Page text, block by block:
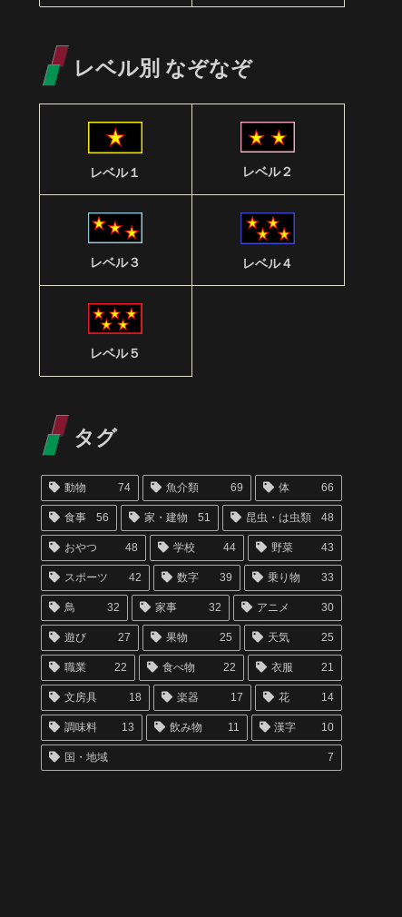
レベル別 なぞなぞ
レベル１ レベル２
レベル３ レベル４
レベル５
タグ
動物 74 魚介類 69 体 66
食事 56 家・建物 51 昆虫・は虫類 48
おやつ 48 学校 44 野菜 43
スポーツ 42 数字 39 乗り物 33
鳥 32 家事 32 アニメ 30
遊び 27 果物 25 天気 25
職業 22 食べ物 22 衣服 21
文房具 18 楽器 17 花 14
調味料 13 飲み物 11 漢字 10
国・地域 7